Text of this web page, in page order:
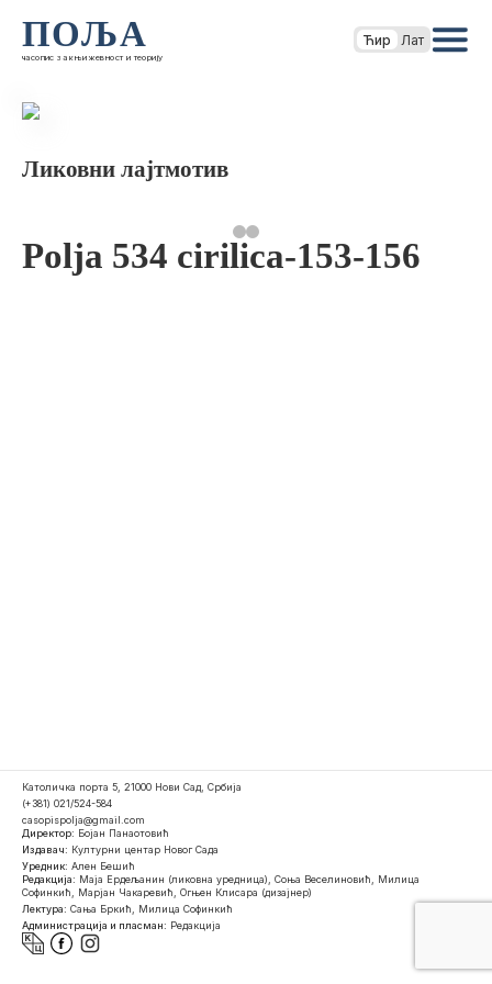
ПОЉА
часопис за књижевност и теорију
Ћир Лат
Ликовни лајтмотив
Polja 534 cirilica-153-156
Католичка порта 5, 21000 Нови Сад, Србија
(+381) 021/524-584
casopispolja@gmail.com
Директор: Бојан Панаотовић
Издавач: Културни центар Новог Сада
Уредник: Ален Бешић
Редакција: Маја Ердељанин (ликовна уредница), Соња Веселиновић, Милица
Софинкић, Марјан Чакаревић, Огњен Клисара (дизајнер)
Лектура: Сања Бркић, Милица Софинкић
Администрација и пласман: Редакција